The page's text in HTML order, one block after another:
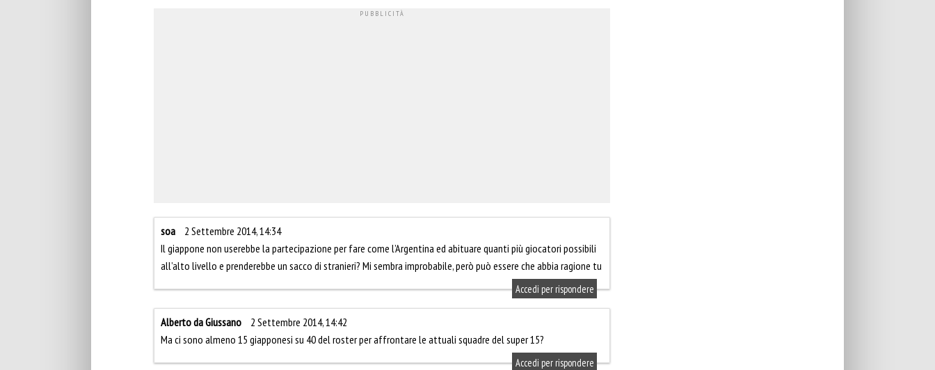
soa
2 Settembre 2014, 14:34
Il giappone non userebbe la partecipazione per fare come l’Argentina ed abituare quanti più giocatori possibili
all’alto livello e prenderebbe un sacco di stranieri? Mi sembra improbabile, però può essere che abbia ragione tu
Accedi per rispondere
Alberto da Giussano
2 Settembre 2014, 14:42
Ma ci sono almeno 15 giapponesi su 40 del roster per affrontare le attuali squadre del super 15?
Accedi per rispondere